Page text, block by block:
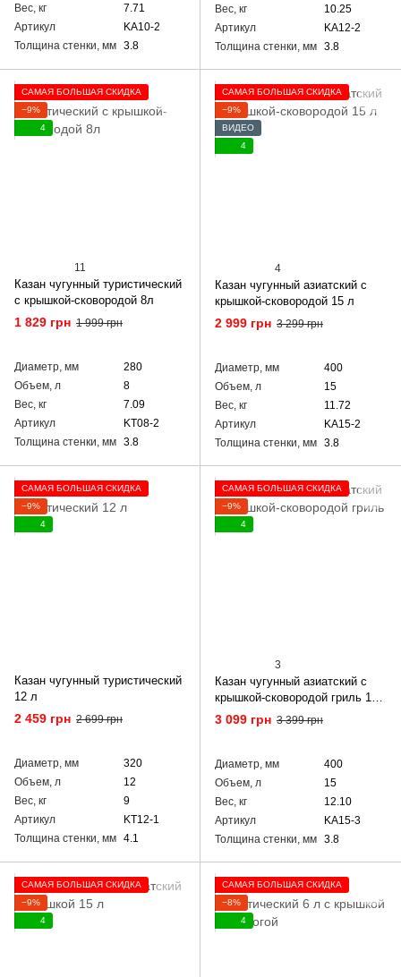
Вес, кг
7.71
Артикул
KA10-2
Толщина стенки, мм 3.8
Вес, кг
10.25
Артикул
KA12-2
Толщина стенки, мм 3.8
САМАЯ БОЛЬШАЯ СКИДКА
−9%
4
11
Казан чугунный туристический
с крышкой-сковородой 8л
1 829 грн 1 999 грн
Диаметр, мм
280
Объем, л
8
Вес, кг
7.09
Артикул
KT08-2
Толщина стенки, мм 3.8
САМАЯ БОЛЬШАЯ СКИДКА
−9%
ВИДЕО
4
4
Казан чугунный азиатский с
крышкой-сковородой 15 л
2 999 грн 3 299 грн
Диаметр, мм
400
Объем, л
15
Вес, кг
11.72
Артикул
KA15-2
Толщина стенки, мм 3.8
САМАЯ БОЛЬШАЯ СКИДКА
−9%
4
Казан чугунный туристический
12 л
2 459 грн 2 699 грн
Диаметр, мм
320
Объем, л
12
Вес, кг
9
Артикул
KT12-1
Толщина стенки, мм 4.1
САМАЯ БОЛЬШАЯ СКИДКА
−9%
4
3
Казан чугунный азиатский с
крышкой-сковородой гриль 15
л
3 099 грн 3 399 грн
Диаметр, мм
400
Объем, л
15
Вес, кг
12.10
Артикул
KA15-3
Толщина стенки, мм 3.8
САМАЯ БОЛЬШАЯ СКИДКА
−9%
4
САМАЯ БОЛЬШАЯ СКИДКА
−8%
4